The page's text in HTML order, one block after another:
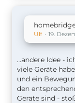
Ulf 19.
...andere Idee -
viele Geräte
und ein
den
Geräte sind -